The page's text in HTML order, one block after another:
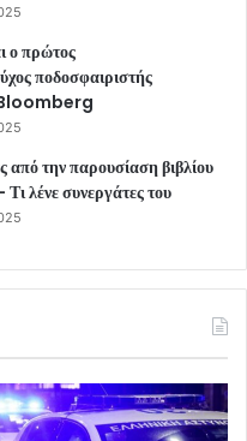
ο πρώτος
ποδοσφαιριστής
Bloomberg
την παρουσίαση βιβλίου
Τι λένε συνεργάτες του